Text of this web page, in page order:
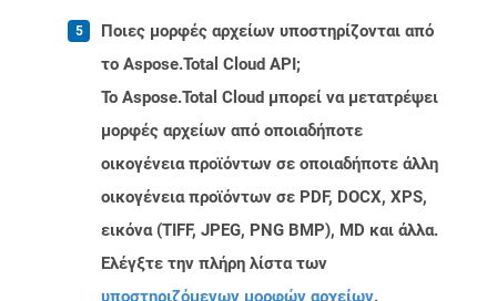
Ποιες μορφές αρχείων υποστηρίζονται από
το Aspose.Total Cloud API;
Το Aspose.Total Cloud μπορεί να μετατρέψει
μορφές αρχείων από οποιαδήποτε
οικογένεια προϊόντων σε οποιαδήποτε άλλη
οικογένεια προϊόντων σε PDF, DOCX, XPS,
εικόνα (TIFF, JPEG, PNG BMP), MD και άλλα.
Ελέγξτε την πλήρη λίστα των
υποστηριζόμενων μορφών αρχείων.